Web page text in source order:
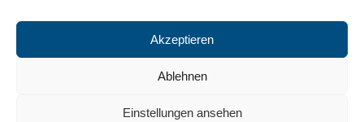
Akzeptieren
Ablehnen
Einstellungen ansehen
Datenschutz Cookie-Richtlinie (EU)